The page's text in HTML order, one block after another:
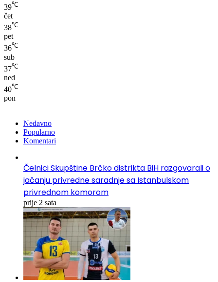
39℃
čet
38℃
pet
36℃
sub
37℃
ned
40℃
pon
Nedavno
Popularno
Komentari
Čelnici Skupštine Brčko distrikta BiH razgovarali o
jačanju privredne saradnje sa Istanbulskom
privrednom komorom
prije 2 sata